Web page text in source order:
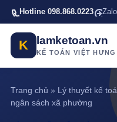
Bỏ qua tới nội dung chính
Hotline 098.868.0223
K lamketoan.vn
KẾ TOÁN VIỆT HƯNG
Trang chủ » Lý thuyết kế
ngân sách xã phường